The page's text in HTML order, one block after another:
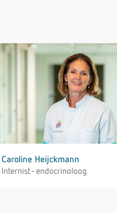
Caroline Heijckmann
Internist - endocrinoloog